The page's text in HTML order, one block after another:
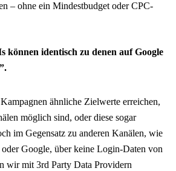
– ohne ein Mindestbudget oder CPC-
können identisch zu denen auf Google
ähnliche Zielwerte erreichen,
möglich sind, oder diese sogar
im Gegensatz zu anderen Kanälen, wie
Google, über keine Login-Daten von
wir mit 3rd Party Data Providern